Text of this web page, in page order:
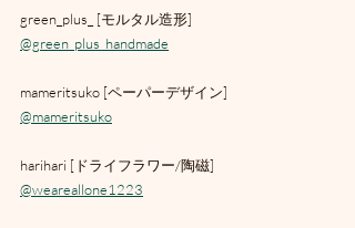
green_plus_ [モルタル造形]
@green_plus_handmade
mameritsuko [ペーパーデザイン]
@mameritsuko
harihari [ドライフラワー/陶磁]
@weareallone1223